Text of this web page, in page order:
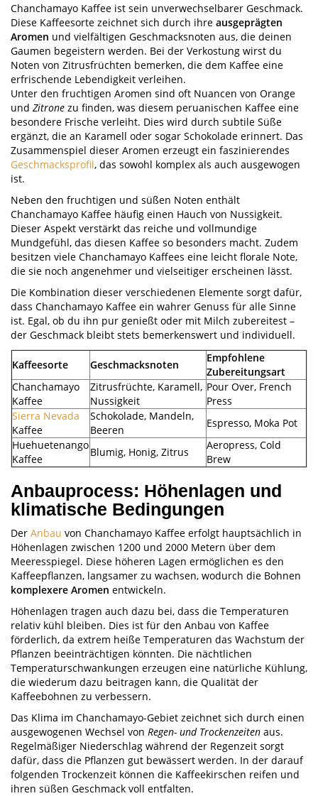
Chanchamayo Kaffee ist sein unverwechselbarer Geschmack.
Diese Kaffeesorte zeichnet sich durch ihre ausgeprägten
Aromen und vielfältigen Geschmacksnoten aus, die deinen
Gaumen begeistern werden. Bei der Verkostung wirst du
Noten von Zitrusfrüchten bemerken, die dem Kaffee eine
erfrischende Lebendigkeit verleihen.
Unter den fruchtigen Aromen sind oft Nuancen von Orange
und Zitrone zu finden, was diesem peruanischen Kaffee eine
besondere Frische verleiht. Dies wird durch subtile Süße
ergänzt, die an Karamell oder sogar Schokolade erinnert. Das
Zusammenspiel dieser Aromen erzeugt ein faszinierendes
Geschmacksprofil, das sowohl komplex als auch ausgewogen
ist.
Neben den fruchtigen und süßen Noten enthält
Chanchamayo Kaffee häufig einen Hauch von Nussigkeit.
Dieser Aspekt verstärkt das reiche und vollmundige
Mundgefühl, das diesen Kaffee so besonders macht. Zudem
besitzen viele Chanchamayo Kaffees eine leicht florale Note,
die sie noch angenehmer und vielseitiger erscheinen lässt.
Die Kombination dieser verschiedenen Elemente sorgt dafür,
dass Chanchamayo Kaffee ein wahrer Genuss für alle Sinne
ist. Egal, ob du ihn pur genießt oder mit Milch zubereitest –
der Geschmack bleibt stets bemerkenswert und individuell.
Kaffeesorte Geschmacksnoten
Empfohlene
Zubereitungsart
Chanchamayo
Kaffee
Zitrusfrüchte, Karamell,
Nussigkeit
Pour Over, French
Press
Sierra Nevada
Kaffee
Schokolade, Mandeln,
Beeren
Espresso, Moka Pot
Huehuetenango
Kaffee
Blumig, Honig, Zitrus
Aeropress, Cold
Brew
Anbauprocess: Höhenlagen und
klimatische Bedingungen
Der Anbau von Chanchamayo Kaffee erfolgt hauptsächlich in
Höhenlagen zwischen 1200 und 2000 Metern über dem
Meeresspiegel. Diese höheren Lagen ermöglichen es den
Kaffeepflanzen, langsamer zu wachsen, wodurch die Bohnen
komplexere Aromen entwickeln.
Höhenlagen tragen auch dazu bei, dass die Temperaturen
relativ kühl bleiben. Dies ist für den Anbau von Kaffee
förderlich, da extrem heiße Temperaturen das Wachstum der
Pflanzen beeinträchtigen könnten. Die nächtlichen
Temperaturschwankungen erzeugen eine natürliche Kühlung,
die wiederum dazu beitragen kann, die Qualität der
Kaffeebohnen zu verbessern.
Das Klima im Chanchamayo-Gebiet zeichnet sich durch einen
ausgewogenen Wechsel von Regen- und Trockenzeiten aus.
Regelmäßiger Niederschlag während der Regenzeit sorgt
dafür, dass die Pflanzen gut bewässert werden. In der darauf
folgenden Trockenzeit können die Kaffeekirschen reifen und
ihren süßen Geschmack voll entfalten.